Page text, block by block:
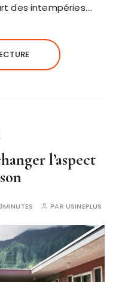
des intempéries….
l’aspect
3MINUTES PAR USINEPLUS